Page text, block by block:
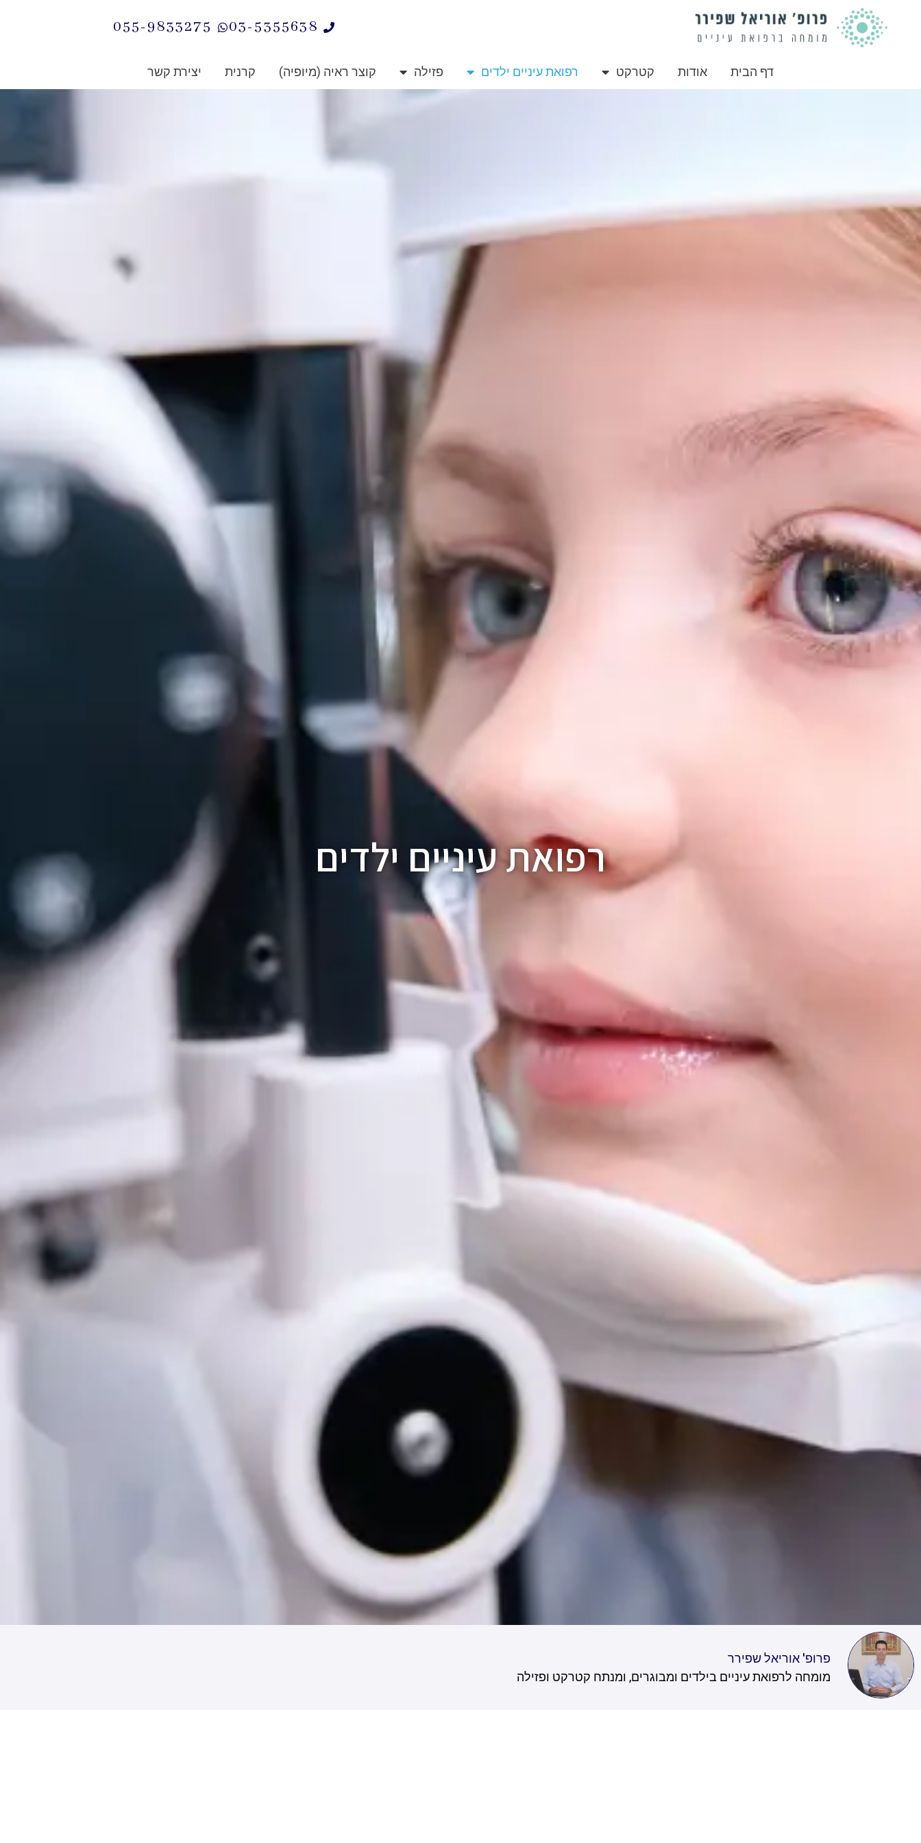
03-5355638
055-9833275
דף הבית אודות קטרקט רפואת עיניים ילדים פזילה קוצר ראיה (מיופיה) קרנית יצירת קשר
רפואת עיניים ילדים
פרופ' אוריאל שפירר
מומחה לרפואת עיניים בילדים ומבוגרים, ומנתח קטרקט ופזילה